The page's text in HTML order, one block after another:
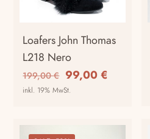
Loafers John Thomas
L218 Nero
199,00€ Ursprünglicher
Preis
99,00€
inkl. 19% MwSt.
Produkt